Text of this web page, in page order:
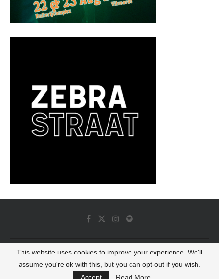
© 2022 - Luminous Dash All Rights Reserved
BACK TO TOP
This website uses cookies to improve your experience. We'll
assume you're ok with this, but you can opt-out if you wish.
Accept
Read More